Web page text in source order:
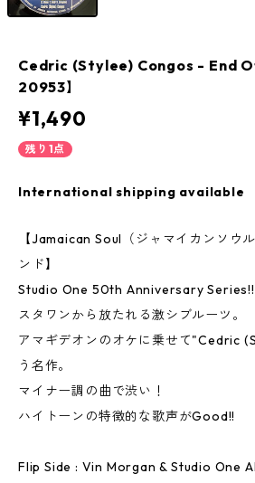
Cedric (Stylee) Congos - End
20953】
¥1,490
残り1点
International shipping available
【Jamaican Soul（ジャマイカンソウ
ンド】
Studio One 50th Anniversary Series!!
スタワンから放たれる激シブルーツ。
アマギデオンのオケに乗せて"Cedric
う名作。
マイナー調の曲で渋い！
ハイトーンの特徴的な歌声がGood!!
Flip Side : Vin Morgan & Studio One